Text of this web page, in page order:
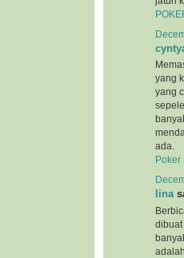
yang
yang
ada.
Poker
lina
dibuat